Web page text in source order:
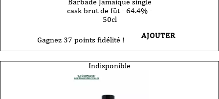
cask brut de fût - 64.4% -
50cl
Gagnez 37 points fidélité ! AJOUTER
Indisponible